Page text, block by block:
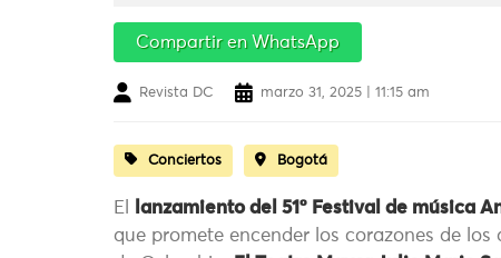
Compartir en WhatsApp
Revista DC marzo 31, 2025 | 11:15 am
Conciertos Bogotá
El lanzamiento del 51º Festival de música
que promete encender los corazones de